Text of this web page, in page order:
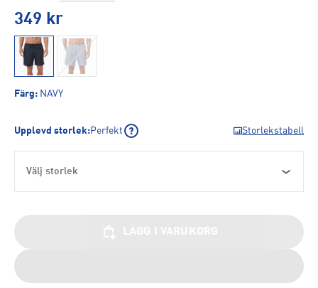
349 kr
Färg: NAVY
Upplevd storlek:Perfekt Storlekstabell
Välj storlek